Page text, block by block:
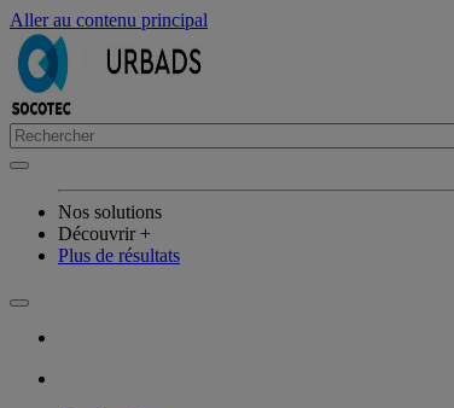
Aller au contenu principal
Nos solutions
Découvrir +
Plus de résultats